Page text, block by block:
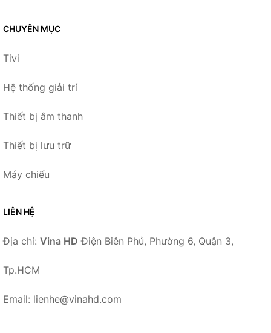
CHUYÊN MỤC
Tivi
Hệ thống giải trí
Thiết bị âm thanh
Thiết bị lưu trữ
Máy chiếu
LIÊN HỆ
Địa chỉ: Vina HD Điện Biên Phủ, Phường 6, Quận 3,
Tp.HCM
Email: lienhe@vinahd.com